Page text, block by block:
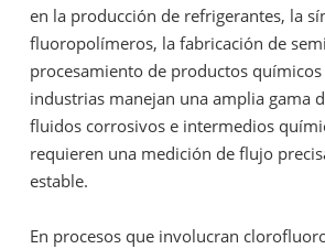
en la producción de refrigerantes, la
fluoropolímeros, la fabricación de
procesamiento de productos químicos
industrias manejan una amplia gama
fluidos corrosivos e intermedios
requieren una medición de flujo
estable.
En procesos que involucran